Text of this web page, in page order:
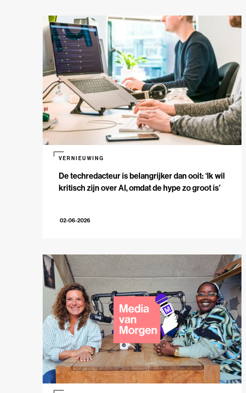
De techredacteur is belangrijker dan ooit: ‘Ik wil
kritisch zijn over AI, omdat de hype zo groot is’
VERNIEUWING
02-06-2026